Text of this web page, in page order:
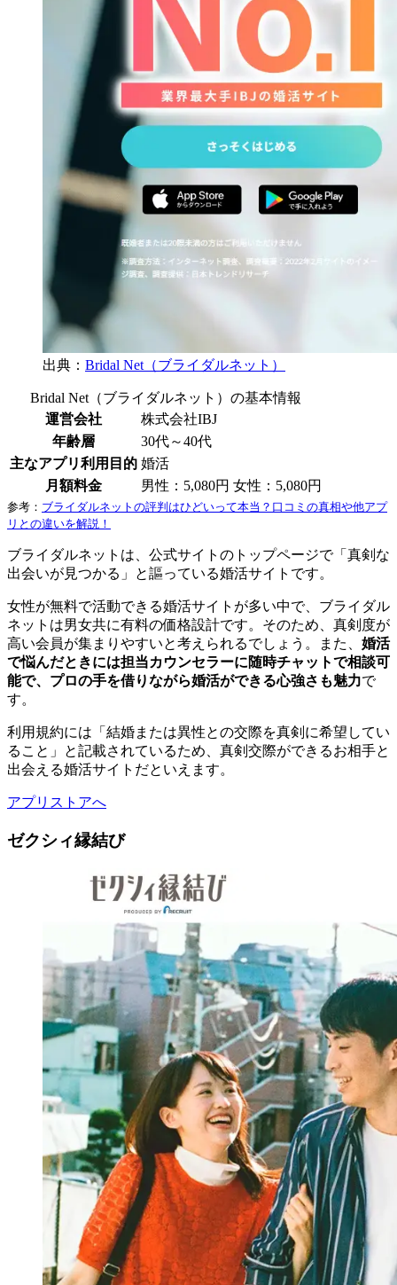
出典： Bridal Net（ブライダルネット）
Bridal Net（ブライダルネット）の基本情報
運営会社
株式会社IBJ
年齢層
30代～40代
主なアプリ利用目的 婚活
月額料金
男性：5,080円 女性：5,080円
参考： ブライダルネットの評判はひどいって本当？口コミの真相や他アプ
リとの違いを解説！
ブライダルネットは、公式サイトのトップページで「真剣な
出会いが見つかる」と謳っている婚活サイトです。
女性が無料で活動できる婚活サイトが多い中で、ブライダル
ネットは男女共に有料の価格設計です。そのため、真剣度が
高い会員が集まりやすいと考えられるでしょう。また、 婚活
で悩んだときには担当カウンセラーに随時チャットで相談可
能で、プロの手を借りながら婚活ができる心強さも魅力で
す。
利用規約には「結婚または異性との交際を真剣に希望してい
ること」と記載されているため、真剣交際ができるお相手と
出会える婚活サイトだといえます。
アプリストアへ
ゼクシィ縁結び